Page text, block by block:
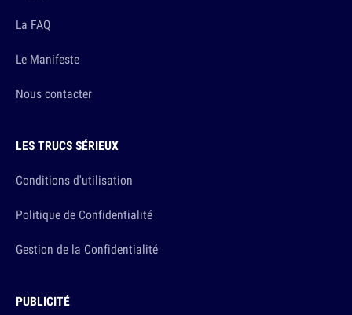
La FAQ
Le Manifeste
Nous contacter
LES TRUCS SÉRIEUX
Conditions d'utilisation
Politique de Confidentialité
Gestion de la Confidentialité
PUBLICITÉ